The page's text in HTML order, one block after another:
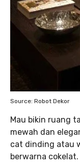
Source: Robot Dekor
Mau bikin ruang
mewah dan
cat dinding atau
berwarna cokelat.